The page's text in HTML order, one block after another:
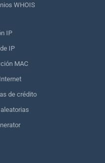
WHOIS
IP
IP
MAC
de crédito